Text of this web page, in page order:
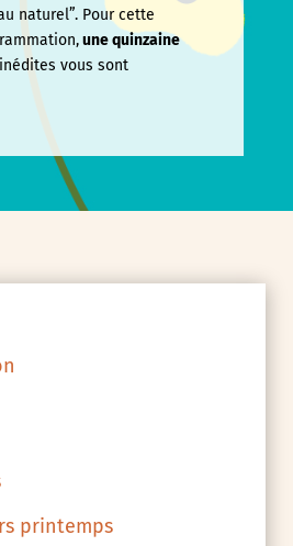
naturel”. Pour cette
une quinzaine
vous sont
printemps